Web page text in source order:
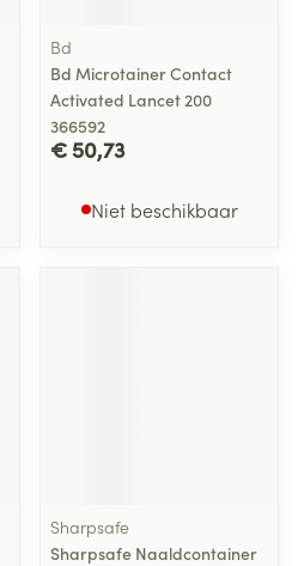
Bd
Bd Microtainer Contact
Activated Lancet 200
366592
€ 50,73
Niet beschikbaar
Sharpsafe
Sharpsafe Naaldcontainer